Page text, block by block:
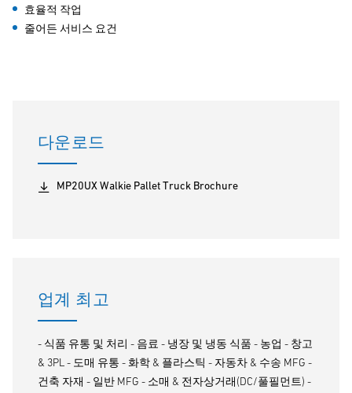
효율적 작업
줄어든 서비스 요건
다운로드
MP20UX Walkie Pallet Truck Brochure
업계 최고
- 식품 유통 및 처리 - 음료 - 냉장 및 냉동 식품 - 농업 - 창고
& 3PL - 도매 유통 - 화학 & 플라스틱 - 자동차 & 수송 MFG -
건축 자재 - 일반 MFG - 소매 & 전자상거래(DC/풀필먼트) -